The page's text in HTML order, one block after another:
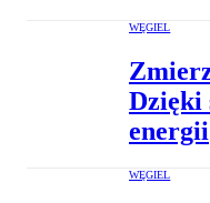
WĘGIEL
Dzięki
energii
WĘGIEL